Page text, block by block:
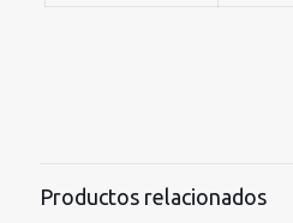
Productos relacionados